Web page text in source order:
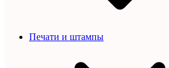
Печати и штампы